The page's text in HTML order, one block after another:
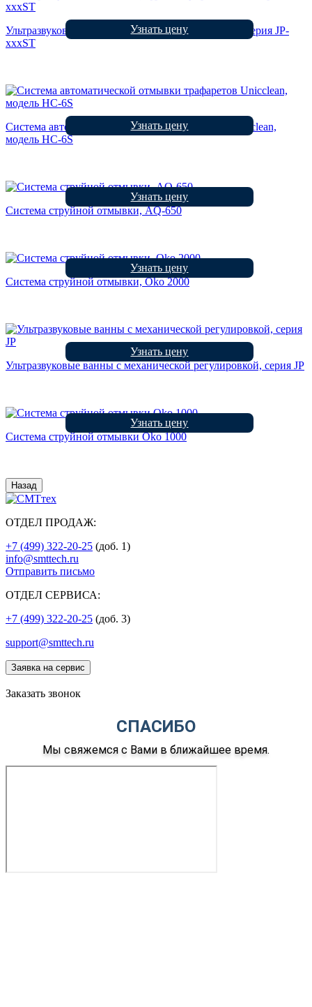
Ультразвуковые ванны с цифровым управлением, серия JP-
xxxST
Узнать цену
Система автоматической отмывки трафаретов Unicclean,
модель HC-6S
Узнать цену
Система струйной отмывки, AQ-650
Узнать цену
Система струйной отмывки, Oko 2000
Узнать цену
Ультразвуковые ванны с механической регулировкой, серия JP
Узнать цену
Система струйной отмывки Oko 1000
Узнать цену
Назад
ОТДЕЛ ПРОДАЖ:
+7 (499) 322-20-25 (доб. 1)
info@smttech.ru
Отправить письмо
ОТДЕЛ СЕРВИСА:
+7 (499) 322-20-25 (доб. 3)
support@smttech.ru
Заявка на сервис
Заказать звонок
СПАСИБО
Мы свяжемся с Вами в ближайшее время.